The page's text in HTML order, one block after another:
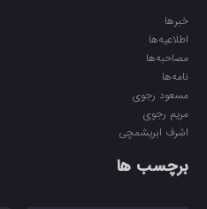
خبرها
اطلاعیه‌ها
مصاحبه‌ها
نامه‌ها
مسعود رجوی
مریم رجوی
اشرف ابریشمچی
برچسب ها